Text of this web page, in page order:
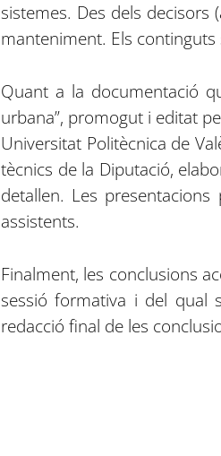
sistemes. Des dels decisors
manteniment. Els
Quant a la documentació
urbana”, promogut i editat
Universitat Politècnica de
tècnics de la Diputació,
detallen. Les
assistents.
Finalment, les conclusions
sessió formativa i del qual
redacció final de les